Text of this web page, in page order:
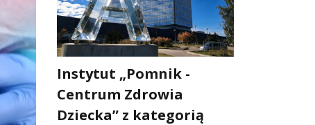
Instytut „Pomnik -
Centrum Zdrowia
Dziecka” z kategorią